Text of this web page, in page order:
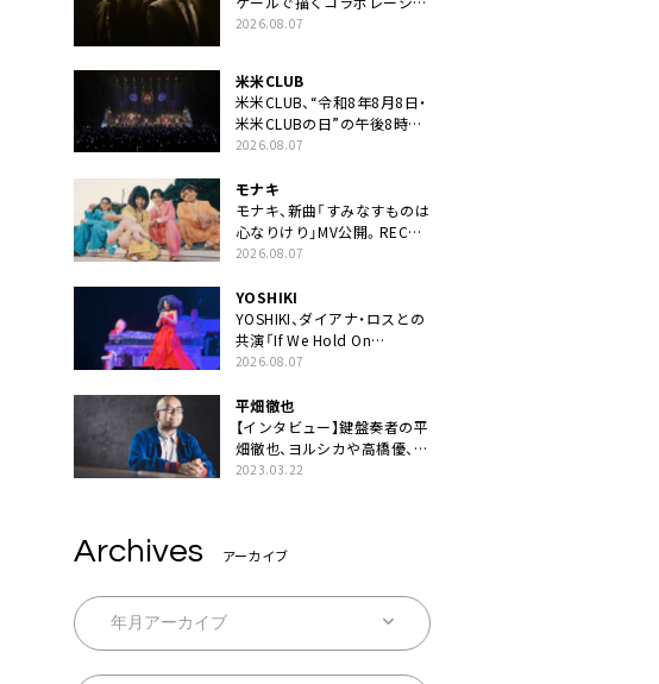
ン曲「音銀河」リリース決定。
2026.08.07
米米CLUB
米米CLUB、“令和8年8月8日・
米米CLUBの日”の午後8時に
40周年ライブより「FANtachy
2026.08.07
モナキ
モナキ、新曲「すみなすものは
心なりけり」MV公開。RECの
ギターにEvery Little Thing・
2026.08.07
YOSHIKI
YOSHIKI、ダイアナ・ロスとの
共演「If We Hold On
Together」ライブ映像公開
2026.08.07
平畑徹也
【インタビュー】鍵盤奏者の平
畑徹也、ヨルシカや高橋優、キ
タニタツヤなど9名のゲスト
2023.03.22
Archives アーカイブ